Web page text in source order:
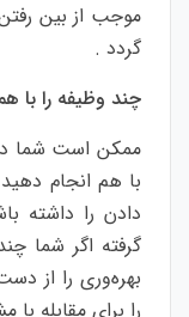
موجب از بین
گردد .
چند وظیفه را با
ممکن است شما
با هم انجام
دادن را داشته
گرفته اگر شما
بهره‌وری را از
را برای مقابله